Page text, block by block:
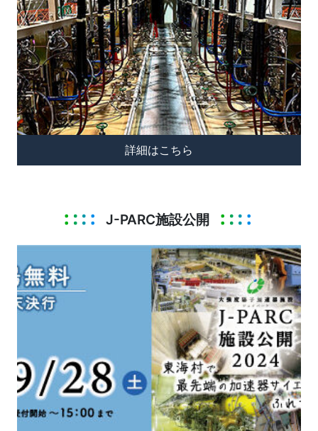
詳細はこちら
J-PARC施設公開